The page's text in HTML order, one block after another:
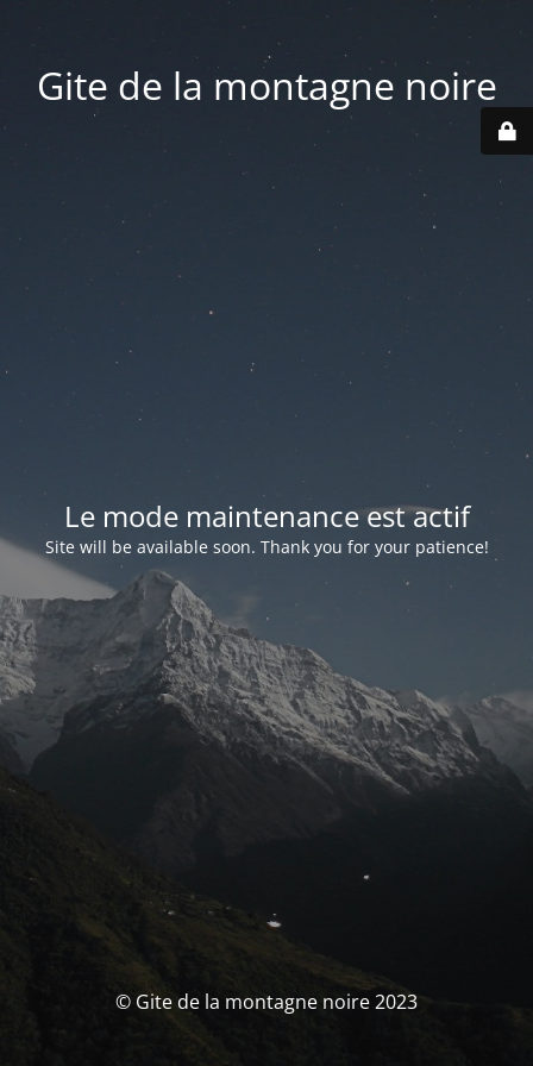
Gite de la montagne noire
Le mode maintenance est actif
Site will be available soon. Thank you for your patience!
© Gite de la montagne noire 2023